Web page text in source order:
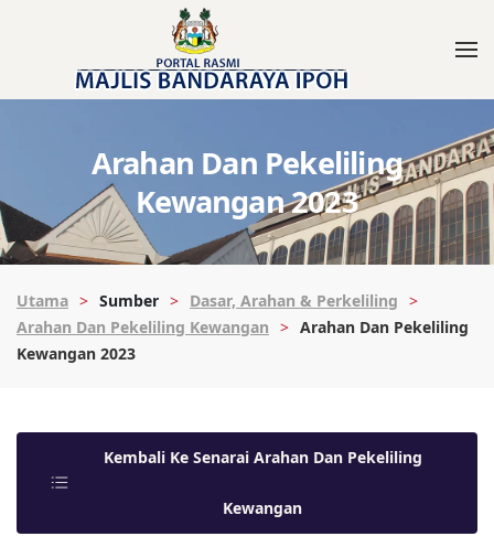
Arahan Dan Pekeliling
Kewangan 2023
Utama Sumber
Dasar, Arahan & Perkeliling
Arahan Dan Pekeliling Kewangan
Arahan Dan Pekeliling
Kewangan 2023
Kembali Ke Senarai Arahan Dan Pekeliling
Kewangan